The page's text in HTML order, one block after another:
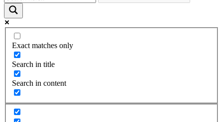
Exact matches only
Search in title
Search in content